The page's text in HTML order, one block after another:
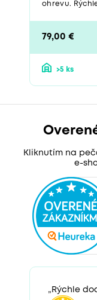
ohrevu.
79,00 €
>5 ks
Kliknutím na
e-
„Rýchle